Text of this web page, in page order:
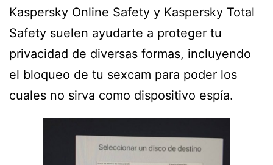
Kaspersky Online Safety y Kaspersky Total
Safety suelen ayudarte a proteger tu
privacidad de diversas formas, incluyendo
el bloqueo de tu sexcam para poder los
cuales no sirva como dispositivo espía.